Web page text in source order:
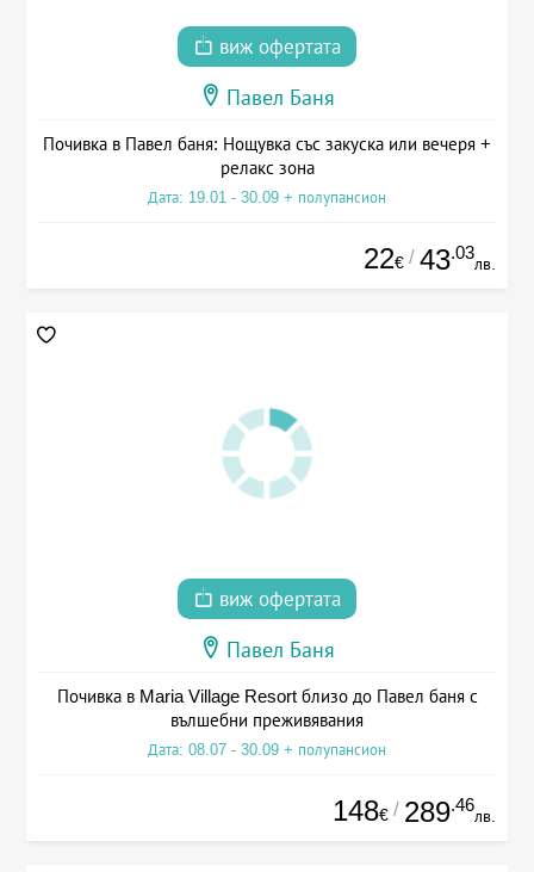
виж офертата
Павел Баня
Почивка в Павел баня: Нощувка със закуска или вечеря +
релакс зона
Дата: 19.01 - 30.09 + полупансион
22€ / 43.03
лв.
виж офертата
Павел Баня
Почивка в Maria Village Resort близо до Павел баня с
вълшебни преживявания
Дата: 08.07 - 30.09 + полупансион
148€ / 289.46
лв.